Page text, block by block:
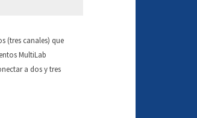
(tres canales) que
MultiLab
a dos y tres